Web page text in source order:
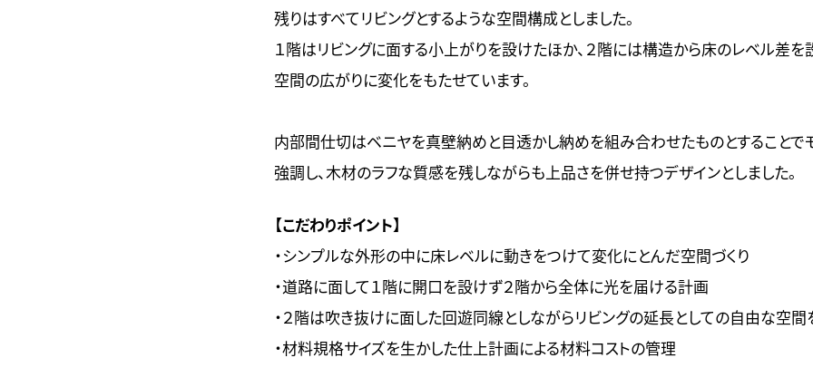
残りはすべてリビングとするような空間構成としました。
１階はリビングに面する小上がりを設けたほか、２階には構造から床のレベル差を
空間の広がりに変化をもたせています。
内部間仕切はベニヤを真壁納めと目透かし納めを組み合わせたものとすることで
強調し、木材のラフな質感を残しながらも上品さを併せ持つデザインとしました。
【こだわりポイント】
・シンプルな外形の中に床レベルに動きをつけて変化にとんだ空間づくり
・道路に面して１階に開口を設けず２階から全体に光を届ける計画
・２階は吹き抜けに面した回遊同線としながらリビングの延長としての自由な空
・材料規格サイズを生かした仕上計画による材料コストの管理